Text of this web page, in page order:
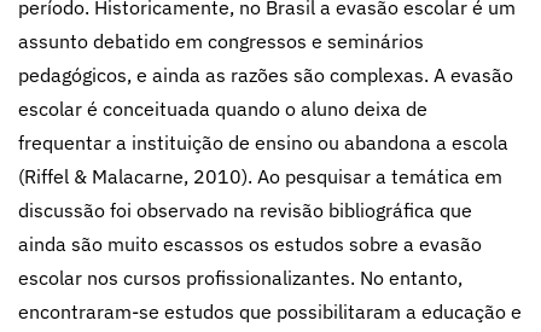
período. Historicamente, no Brasil a evasão escolar é um
assunto debatido em congressos e seminários
pedagógicos, e ainda as razões são complexas. A evasão
escolar é conceituada quando o aluno deixa de
frequentar a instituição de ensino ou abandona a escola
(Riffel & Malacarne, 2010). Ao pesquisar a temática em
discussão foi observado na revisão bibliográfica que
ainda são muito escassos os estudos sobre a evasão
escolar nos cursos profissionalizantes. No entanto,
encontraram-se estudos que possibilitaram a educação e